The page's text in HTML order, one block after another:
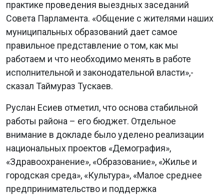
практике проведения выездных заседаний
Совета Парламента. «Общение с жителями наших
муниципальных образований дает самое
правильное представление о том, как мы
работаем и что необходимо менять в работе
исполнительной и законодательной власти»,-
сказал Таймураз Тускаев.
Руслан Есиев отметил, что основа стабильной
работы района – его бюджет. Отдельное
внимание в докладе было уделено реализации
национальных проектов «Демография»,
«Здравоохранение», «Образование», «Жилье и
городская среда», «Культура», «Малое среднее
предпринимательство и поддержка